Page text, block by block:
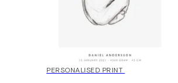
20%*
PERSONALISED PRINT